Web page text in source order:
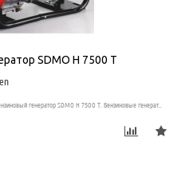
SDMO H 7500 T
генератор SDMO H 7500 T. Бензиновые генерат..